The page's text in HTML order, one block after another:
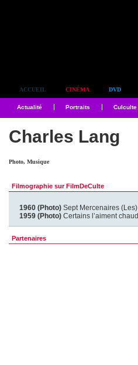
ACCUEIL CINÉMA DVD
Actualité Portraits Culculte
Charles Lang
Photo, Musique
Filmographie sur FilmDeCulte
1960 (Photo) Sept Mercenaires (Les)
1959 (Photo) Certains l’aiment chaud
Partenaires